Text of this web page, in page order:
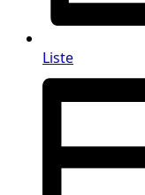
Liste